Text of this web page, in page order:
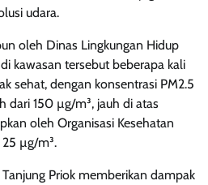
udara.
oleh Dinas Lingkungan Hidup
kawasan tersebut beberapa kali
sehat, dengan konsentrasi PM2.5
dari 150 µg/m³, jauh di atas
oleh Organisasi Kesehatan
µg/m³.
Priok memberikan dampak